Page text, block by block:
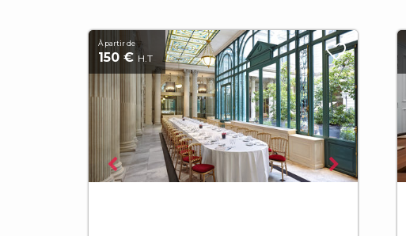
À partir de
150 € H.T